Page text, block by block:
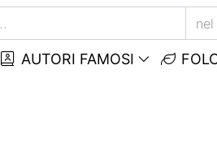
AUTORI FAMOSI